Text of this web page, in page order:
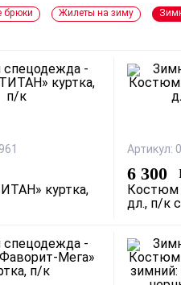
брюки Жилеты на зиму
куртка,
Артикул:
6 300
Костюм
дл., п/к